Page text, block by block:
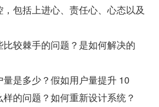
包括上进心、责任心、心态以及
较棘手的问题？是如何解决的
是多少？假如用户量提升 10
的问题？如何重新设计系统？